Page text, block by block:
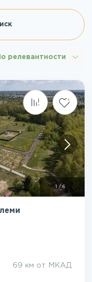
релевантности
1 /6
69 км от МКАД